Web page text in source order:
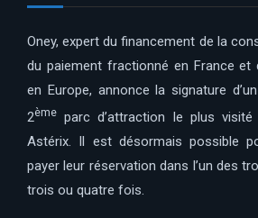
Oney, expert du financement de la
du paiement fractionné en France et
en Europe, annonce la signature
2ème parc d’attraction le plus
Astérix. Il est désormais possible
payer leur réservation dans l’un des
trois ou quatre fois.